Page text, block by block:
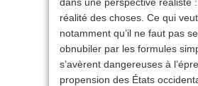
réalité des choses. Ce qui
notamment qu’il ne faut pas
obnubiler par les formules
s’avèrent dangereuses à
propension des États